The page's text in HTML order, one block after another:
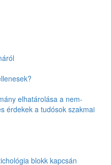
elhatárolása a nem-
érdekek a tudósok szakmai
blokk kapcsán